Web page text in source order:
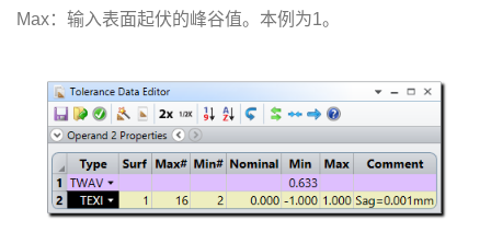
Max：输入表面起伏的峰谷值。本例为1。